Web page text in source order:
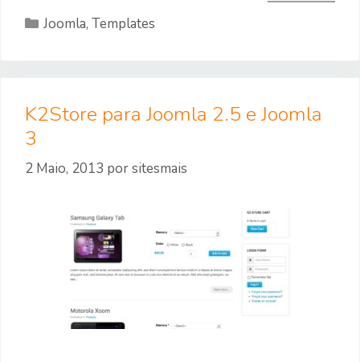
Categorias
Joomla,Templates
K2Store para Joomla 2.5 e Joomla
3
2 Maio, 2013 porsitesmais